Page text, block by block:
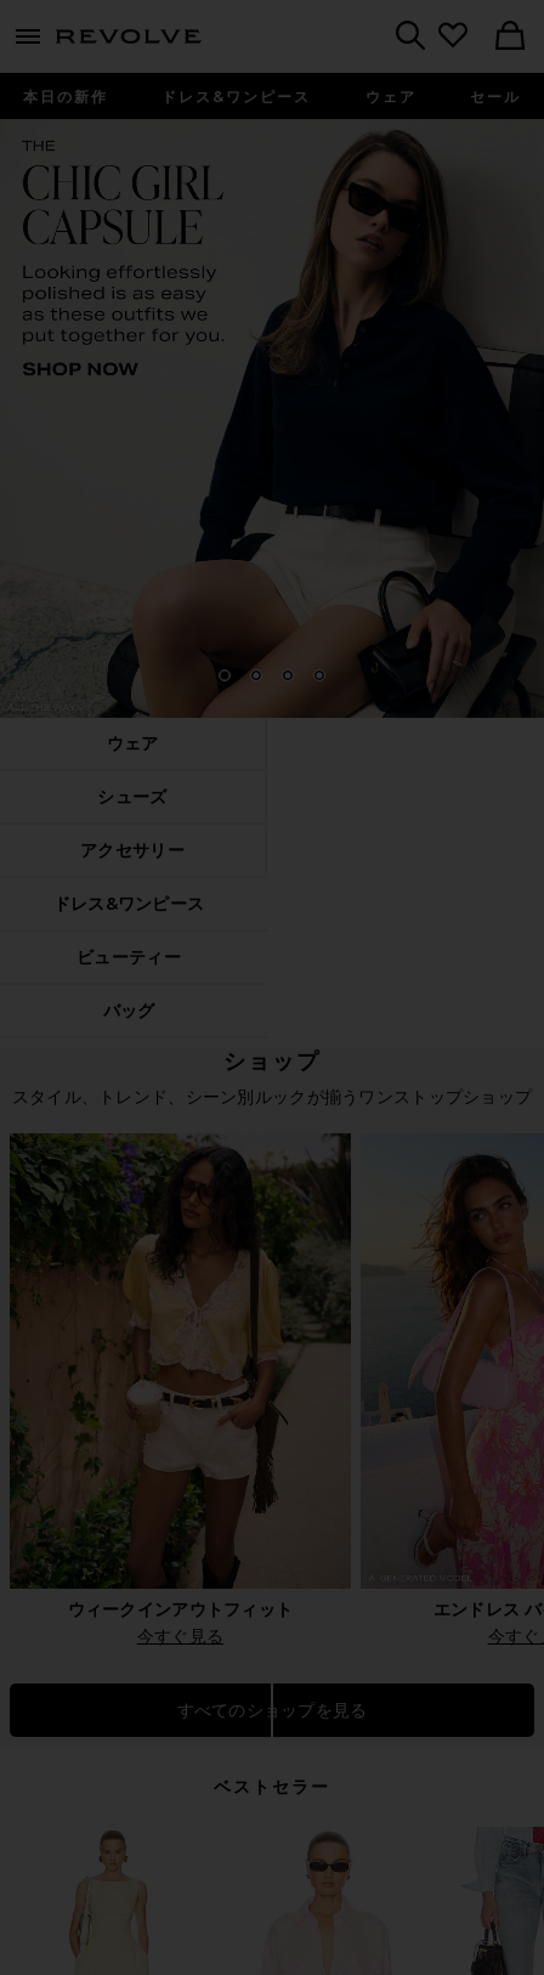
menu - shows more content
本日の新作 ドレス&ワンピース ウェア セール
1 3 4
ウェア
シューズ
アクセサリー
ドレス&ワンピース
ビューティー
バッグ
ショップ
スタイル、トレンド、シーン別ルックが揃うワンストップショップ
ウィークインアウトフィット
今すぐ見る
エンドレス
今す
すべてのショップを見る
ベストセラー